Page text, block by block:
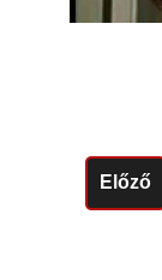
Előző